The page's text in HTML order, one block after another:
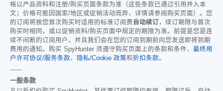
格以产品资料和注册/购买页面条款为准（这些条款已通过引用并入本
文；价格可能因国家/地区或促销活动而异，详情请参阅购买页面）。您
的订阅将按您首次购买时适用的标准订阅费 自动续订，续订期限与首次
购买时相同，或以促销资料/购买页面中规定的期限为准。前提是您是连
续不间断的订阅用户，并且我们会在您的订阅到期前向您发送即将到期
费用的通知。购买 SpyHunter 须遵守购买页面上的条款和条件、 最终用
户许可协议/服务条款、 隐私/Cookie 政策和折扣条款。
------
一般条款